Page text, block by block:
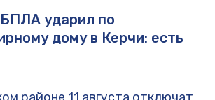
ударил по
дому в Керчи: есть